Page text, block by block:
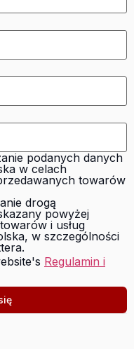
podanych danych
w celach
towarów
drogą
powyżej
i usług
w szczególności
Regulamin i